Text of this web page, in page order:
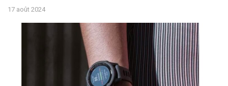
17 août 2024